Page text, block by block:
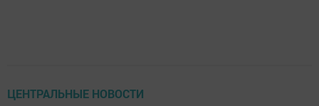
ЦЕНТРАЛЬНЫЕ НОВОСТИ